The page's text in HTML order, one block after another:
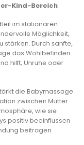
Kind-Bereich
im stationären
Möglichkeit,
stärken. Durch sanfte,
das Wohlbefinden
hilft, Unruhe oder
die Babymassage
zwischen Mutter
wie sie
positiv beeinflussen
beitragen